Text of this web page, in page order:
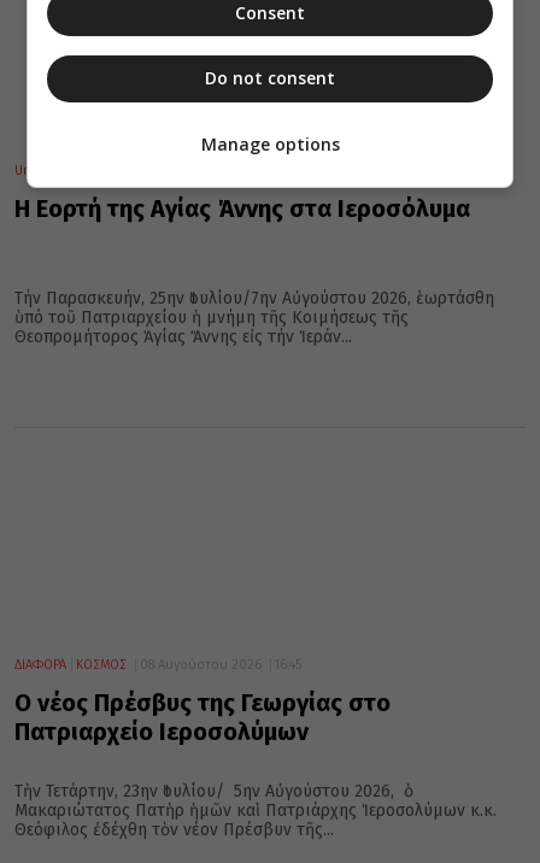
Uncategorized
Η Εορτή της Αγίας Άννης στα Ιεροσόλυμα
Τήν Παρασκευήν, 25ην Ἰουλίου/7ην Αὐγούστου 2026, ἑωρτάσθη
ὑπό τοῦ Πατριαρχείου ἡ μνήμη τῆς Kοιμήσεως τῆς
Θεοπρομήτορος Ἁγίας Ἄννης εἰς τήν Ἱεράν...
ΔΙΑΦΟΡΑ ΚΟΣΜΟΣ 08 Αυγούστου 2026 16:45
Ο νέος Πρέσβυς της Γεωργίας στο
Πατριαρχείο Ιεροσολύμων
Τὴν Τετάρτην, 23ην Ἰουλίου/ 5ην Αὐγούστου 2026, ὁ
Μακαριώτατος Πατὴρ ἡμῶν καὶ Πατριάρχης Ἱεροσολύμων κ.κ.
Θεόφιλος ἐδέχθη τὸν νέον Πρέσβυν τῆς...
Consent
Do not consent
Manage options